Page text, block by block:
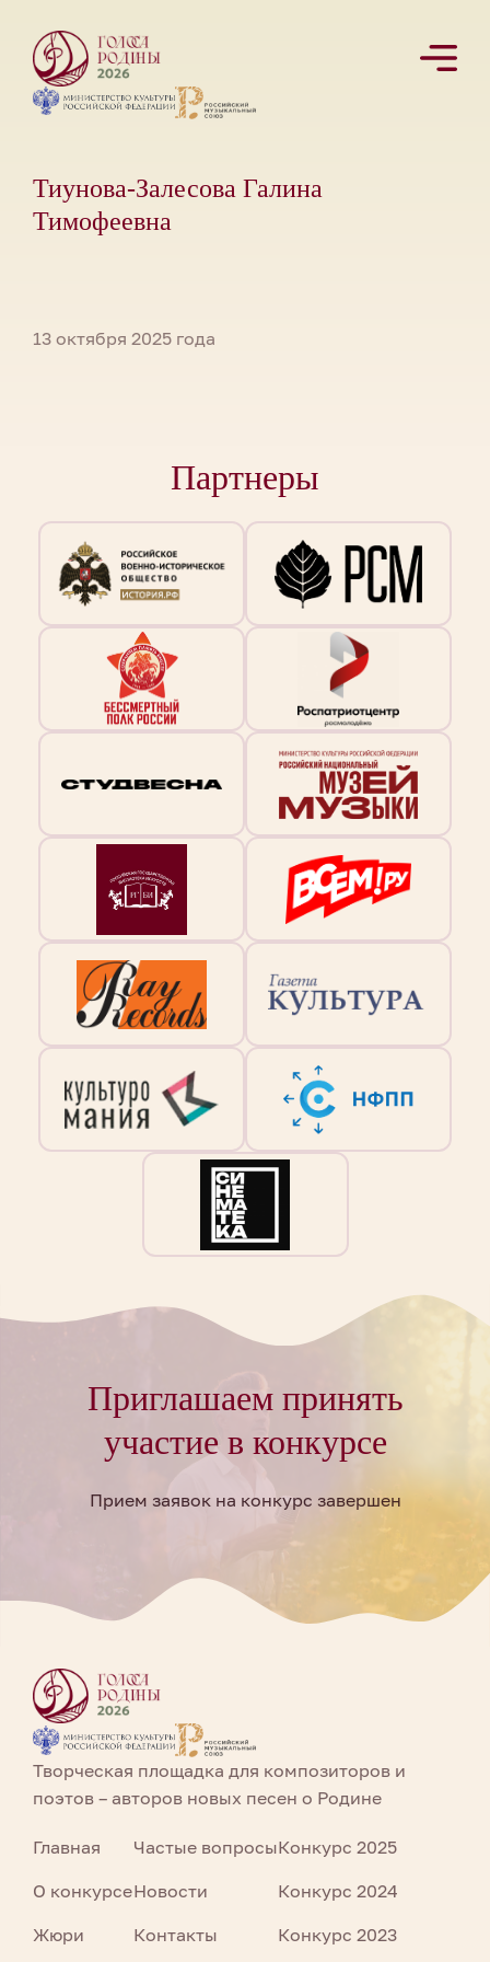
Тиунова-Залесова Галина
Тимофеевна
13 октября 2025 года
Партнеры
Приглашаем принять
участие в конкурсе
Прием заявок на конкурс завершен
Творческая площадка для композиторов и
поэтов – авторов новых песен о Родине
Главная
О конкурсе
Жюри
Частые вопросы
Новости
Контакты
Конкурс 2025
Конкурс 2024
Конкурс 2023